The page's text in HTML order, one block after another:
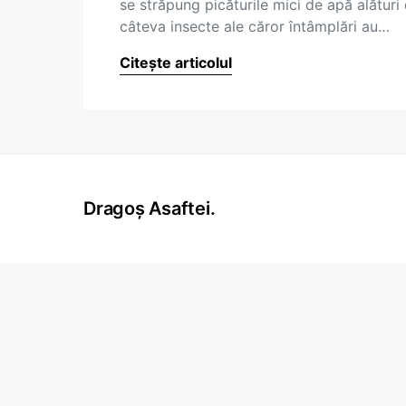
se străpung picăturile mici de apă alături
câteva insecte ale căror întâmplări au…
Citește articolul
Dragoș Asaftei.